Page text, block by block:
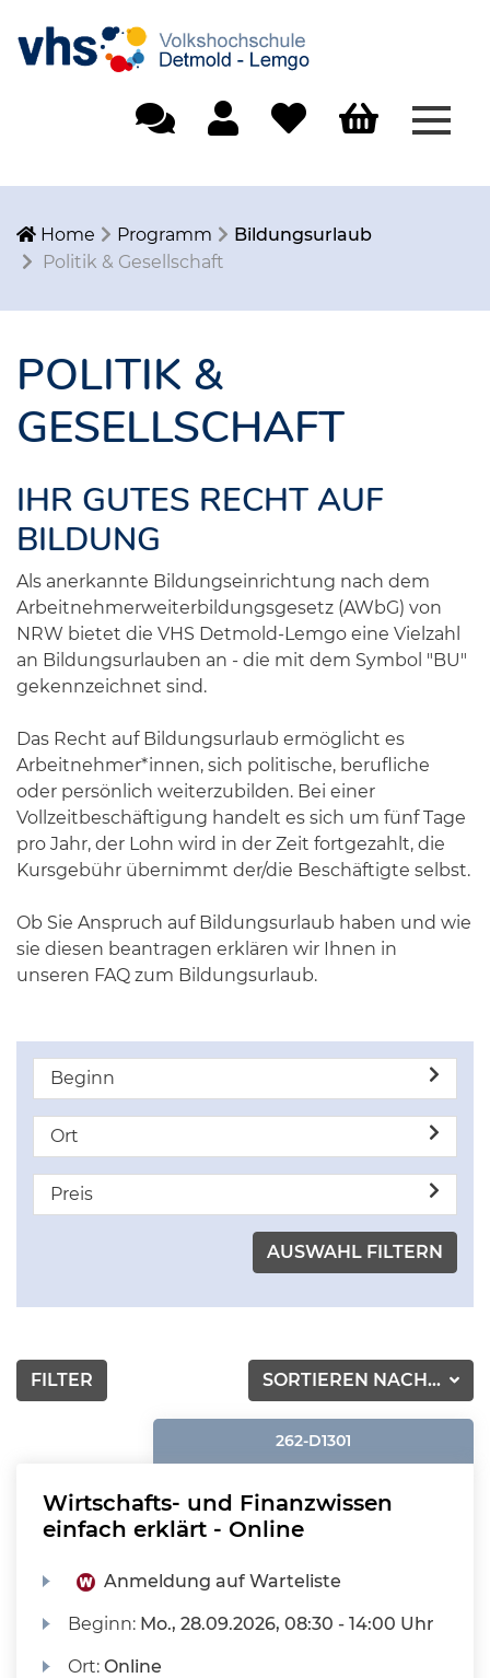
Home Programm
Bildungsurlaub
Politik & Gesellschaft
POLITIK &
GESELLSCHAFT
IHR GUTES RECHT AUF
BILDUNG
Als anerkannte Bildungseinrichtung nach dem
Arbeitnehmerweiterbildungsgesetz (AWbG) von
NRW bietet die VHS Detmold-Lemgo eine Vielzahl
an Bildungsurlauben an - die mit dem Symbol "BU"
gekennzeichnet sind.
Das Recht auf Bildungsurlaub ermöglicht es
Arbeitnehmer*innen, sich politische, berufliche
oder persönlich weiterzubilden. Bei einer
Vollzeitbeschäftigung handelt es sich um fünf Tage
pro Jahr, der Lohn wird in der Zeit fortgezahlt, die
Kursgebühr übernimmt der/die Beschäftigte selbst.
Ob Sie Anspruch auf Bildungsurlaub haben und wie
sie diesen beantragen erklären wir Ihnen in
unseren FAQ zum Bildungsurlaub.
Beginn
Ort
Preis
SORTIEREN NACH...
FILTER
262-D1301
Wirtschafts- und Finanzwissen
einfach erklärt - Online
Anmeldung auf Warteliste
Beginn: Mo., 28.09.2026, 08:30 - 14:00 Uhr
Ort:Online